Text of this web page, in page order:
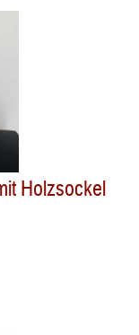
Holzsockel